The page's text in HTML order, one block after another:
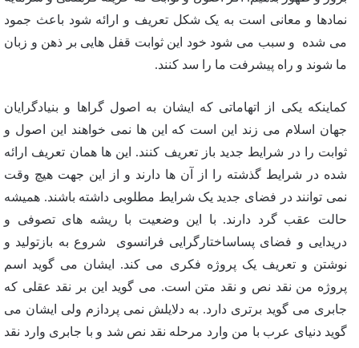
نمادها و معانی است به یک شکل تعریف و ارائه شود باعث جمود
می شده و سبب می شود خود این ثوابت قفل هایی بر ذهن و زبان
ما شوند و راه پیشرفت ما را سد کنند.
کماینکه یکی از اتهاماتی که ایشان به اصول گراها و بنیادگرایان
جهان اسلام می زند این است که این ها نمی خواهند این اصول و
ثوابت را در شرایط جدید باز تعریف کنند. این ها همان تعریف ارائه
شده در شرایط گذشته را از آن ها دارند و از این جهت هیچ وقت
نمی توانند در فضای جدید یک شرایط مطلوبی داشته باشند. همیشه
حالت عقب گرد دارند. با این وضعیت با ریشه های تصوفی و
دریدایی و فضای پساساختارگرایی فرانسوی شروع به بازتولید و
نوشتن و تعریف یک پروژه فکری می کند. ایشان می گوید اسم
پروژه من نقد نص و نقد متن است. می گوید این بر نقد عقلی که
جابری می گوید برتری دارد. به دلایلش نمی پردازم ولی ایشان می
گوید دنیای عرب با من وارد مرحله نقد نص شد و با جابری وارد نقد